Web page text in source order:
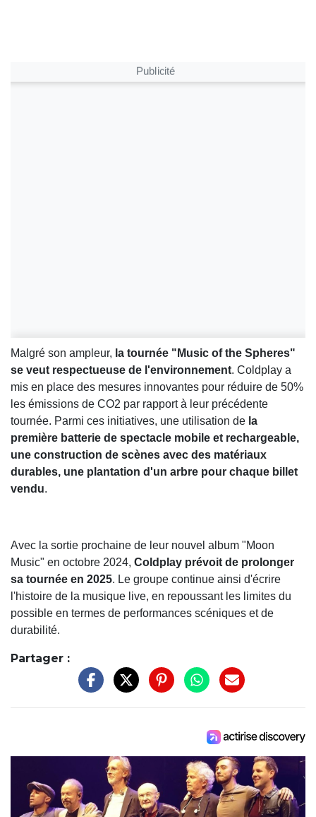
Publicité
Malgré son ampleur, la tournée "Music of the Spheres"
se veut respectueuse de l'environnement. Coldplay a
mis en place des mesures innovantes pour réduire de 50%
les émissions de CO2 par rapport à leur précédente
tournée. Parmi ces initiatives, une utilisation de la
première batterie de spectacle mobile et rechargeable,
une construction de scènes avec des matériaux
durables, une plantation d'un arbre pour chaque billet
vendu.
Avec la sortie prochaine de leur nouvel album "Moon
Music" en octobre 2024, Coldplay prévoit de prolonger
sa tournée en 2025. Le groupe continue ainsi d'écrire
l'histoire de la musique live, en repoussant les limites du
possible en termes de performances scéniques et de
durabilité.
Partager :